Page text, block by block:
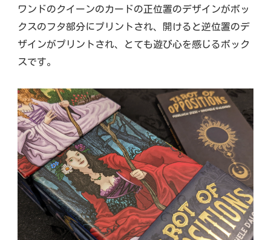
ワンドのクイーンのカードの正位置のデザインがボッ
クスのフタ部分にプリントされ、開けると逆位置のデ
ザインがプリントされ、とても遊び心を感じるボック
スです。